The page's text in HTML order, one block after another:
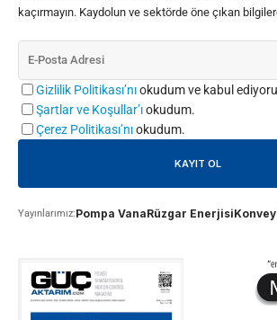
kaçırmayın. Kaydolun ve sektörde öne çıkan
Gizlilik Politikası’nıokudum ve kabul
Şartlar ve Koşullar’ıokudum.
Çerez Politikası’nıokudum.
Yayınlarımız:Pompa VanaRüzgar Enerjisi